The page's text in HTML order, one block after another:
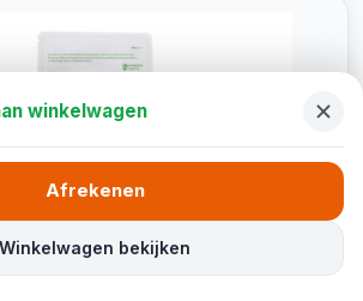
winkelwagen
Winkelwagen bekijken
Afrekenen